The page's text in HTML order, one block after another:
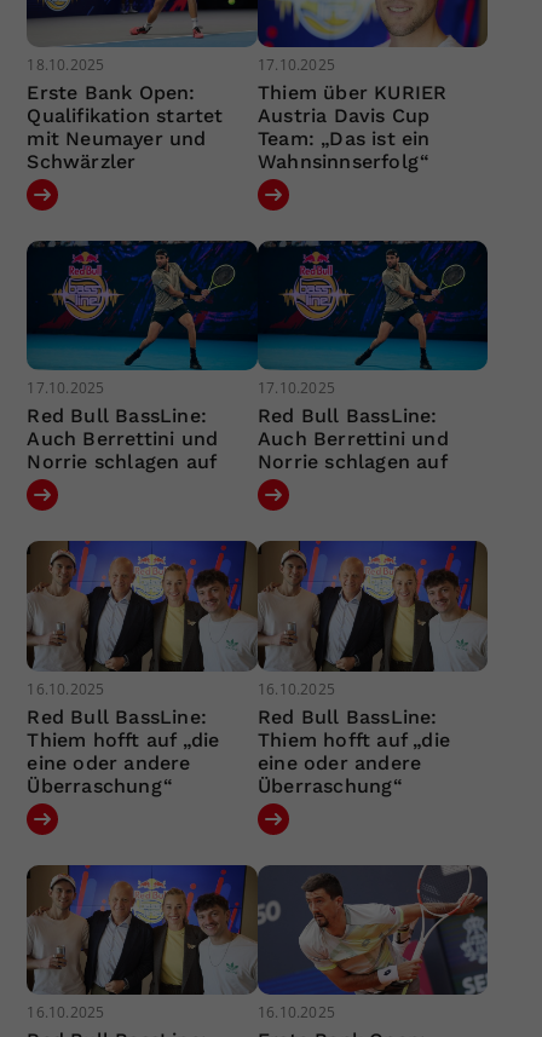
18.10.2025
Erste Bank Open:
Qualifikation startet
mit Neumayer und
Schwärzler
17.10.2025
Thiem über KURIER
Austria Davis Cup
Team: „Das ist ein
Wahnsinnserfolg“
17.10.2025
Red Bull BassLine:
Auch Berrettini und
Norrie schlagen auf
17.10.2025
Red Bull BassLine:
Auch Berrettini und
Norrie schlagen auf
16.10.2025
Red Bull BassLine:
Thiem hofft auf „die
eine oder andere
Überraschung“
16.10.2025
Red Bull BassLine:
Thiem hofft auf „die
eine oder andere
Überraschung“
16.10.2025 16.10.2025